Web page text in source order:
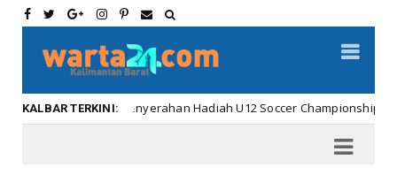
KALBAR TERKINI:
Meriahnya Penyerahan Hadiah U12 Soccer Championship ...